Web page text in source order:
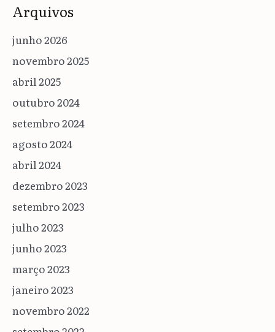
Arquivos
junho 2026
novembro 2025
abril 2025
outubro 2024
setembro 2024
agosto 2024
abril 2024
dezembro 2023
setembro 2023
julho 2023
junho 2023
março 2023
janeiro 2023
novembro 2022